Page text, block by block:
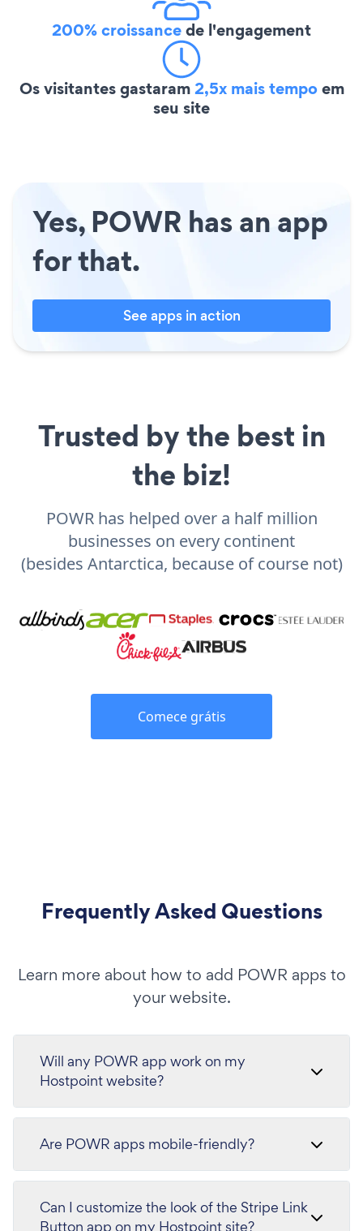
200% croissancede l'engagement
Os visitantes gastaram2,5x mais tempoem
seu site
Yes, POWR has an app
for that.
See apps in action
Trusted by the best in
the biz!
POWR has helped over a half million
businesses on every continent
(besides Antarctica, because of course not)
Comece grátis
Frequently Asked Questions
Learn more about how to add POWR apps to
your website.
Will any POWR app work on my
Hostpoint website?
Are POWR apps mobile-friendly?
Can I customize the look of the Stripe Link
Button app on my Hostpoint site?